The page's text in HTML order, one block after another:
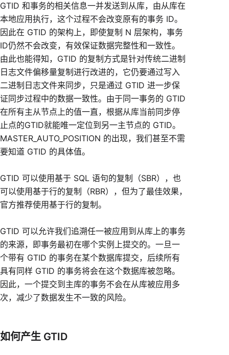
GTID 和事务的相关信息一并发送到从库，由从库在
本地应用执行，这个过程不会改变原有的事务 ID。
因此在 GTID 的架构上，即使复制 N 层架构，事务
ID仍然不会改变，有效保证数据完整性和一致性。
由此也能得知，GTID 的复制方式是针对传统二进制
日志文件偏移量复制进行改进的，它仍要通过写入
二进制日志文件来同步，只是通过 GTID 进一步保
证同步过程中的数据一致性。由于同一事务的 GTID
在所有主从节点上的值一直，根据从库当前同步停
止点的GTID就能唯一定位到另一主节点的 GTID。
MASTER_AUTO_POSITION 的出现，我们甚至不需
要知道 GTID 的具体值。
GTID 可以使用基于 SQL 语句的复制（SBR），也
可以使用基于行的复制（RBR），但为了最佳效果，
官方推荐使用基于行的复制。
GTID 可以允许我们追溯任一被应用到从库上的事务
的来源，即事务最初在哪个实例上提交的。一旦一
个带有 GTID 的事务在某个数据库提交，后续所有
具有同样 GTID 的事务将会在这个数据库被忽略。
因此，一个提交到主库的事务不会在从库被应用多
次，减少了数据发生不一致的风险。
如何产生 GTID